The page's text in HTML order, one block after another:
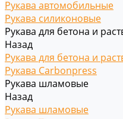
Рукава автомобильные
Рукава силиконовые
Рукава для бетона и
Назад
Рукава для бетона и
Рукава Carbonpress
Рукава шламовые
Назад
Рукава шламовые